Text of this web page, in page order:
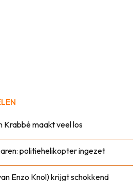
Krabbé maakt veel los
politiehelikopter ingezet
Enzo Knol) krijgt schokkend